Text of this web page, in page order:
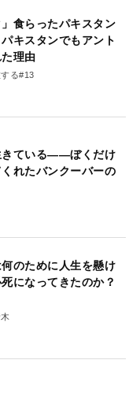
」食らったパキスタン
キスタンでもアント
理由
る#13
きている――ぼくだけ
れたバンクーバーの
のために人生を懸け
になってきたのか？